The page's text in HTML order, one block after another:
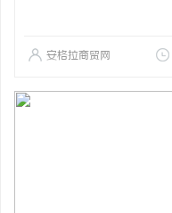
安格拉商贸网